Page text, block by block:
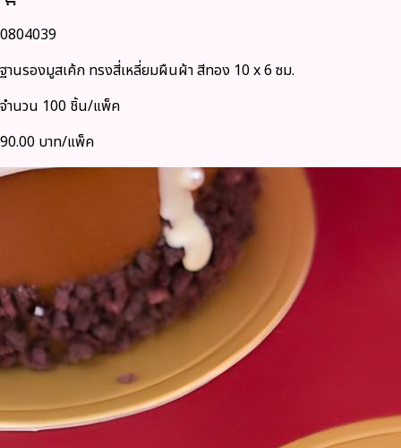
0804039
ฐานรองมูสเค้ก ทรงสี่เหลี่ยมผืนผ้า สีทอง 10 x 6 ซม.
จำนวน 100 ชิ้น/แพ็ค
90.00 บาท/แพ็ค